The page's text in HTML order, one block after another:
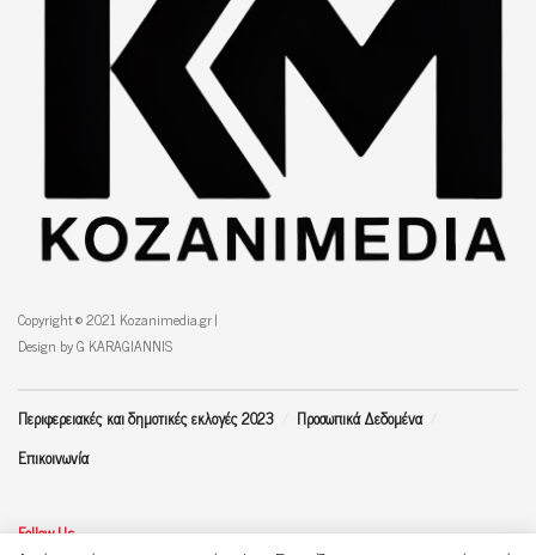
Copyright © 2021 Kozanimedia.gr |
Design by G KARAGIANNIS
Περιφερειακές και δημοτικές εκλογές 2023
Προσωπικά Δεδομένα
Επικοινωνία
Follow Us